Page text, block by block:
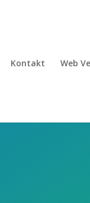
Kontakt Web